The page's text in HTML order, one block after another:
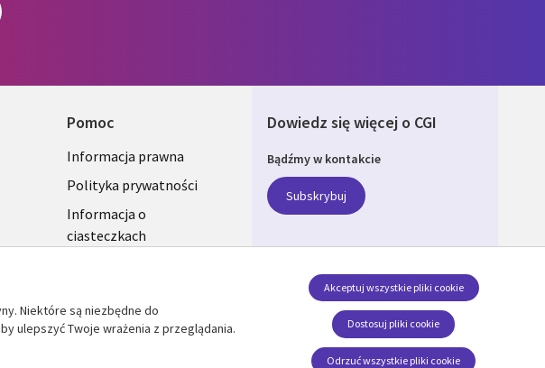
Pomoc
Legal
SECTIONS
POLSKA
Informacja prawna
Polityka prywatności
Informacja o
ciasteczkach
Dowiedz się więcej o CGI
Bądźmy w kontakcie
Subskrybuj
Nasze profile
Social Media SECTIONS
Niektóre są niezbędne do
ulepszyć Twoje wrażenia z przeglądania.
Dostosuj pliki cookie
Akceptuj wszystkie pliki cookie
Odrzuć wszystkie pliki cookie